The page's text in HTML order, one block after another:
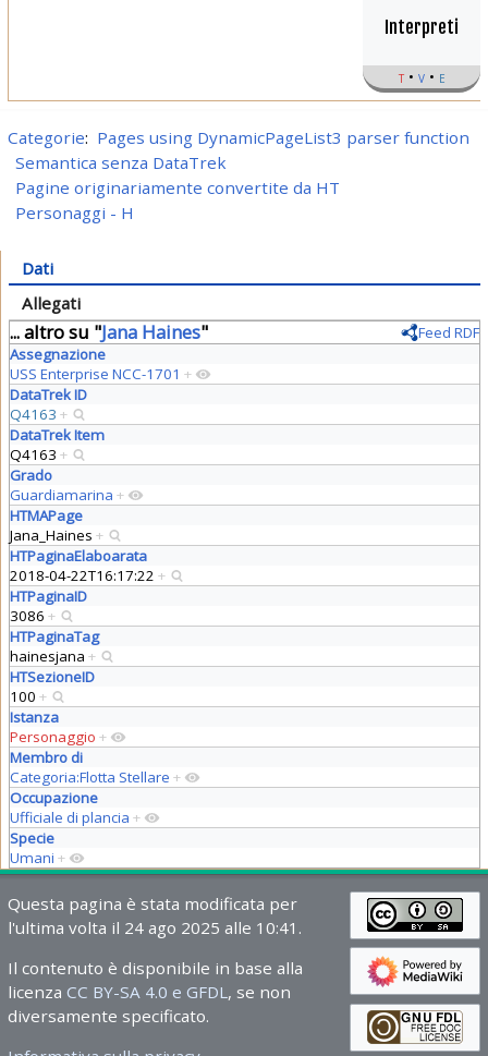
Interpreti
t v e
Categorie: Pages using DynamicPageList3 parser function
Semantica senza DataTrek
Pagine originariamente convertite da HT
Personaggi - H
Dati
Allegati
... altro su "Jana Haines"
Feed RDF
Assegnazione
USS Enterprise NCC-1701 +
DataTrek ID
Q4163 +
DataTrek Item
Q4163 +
Grado
Guardiamarina +
HTMAPage
Jana_Haines +
HTPaginaElaboarata
2018-04-22T16:17:22 +
HTPaginaID
3086 +
HTPaginaTag
hainesjana +
HTSezioneID
100 +
Istanza
Personaggio +
Membro di
Categoria:Flotta Stellare +
Occupazione
Ufficiale di plancia +
Specie
Umani +
Questa pagina è stata modificata per
l'ultima volta il 24 ago 2025 alle 10:41.
Il contenuto è disponibile in base alla
licenza CC BY-SA 4.0 e GFDL , se non
diversamente specificato.